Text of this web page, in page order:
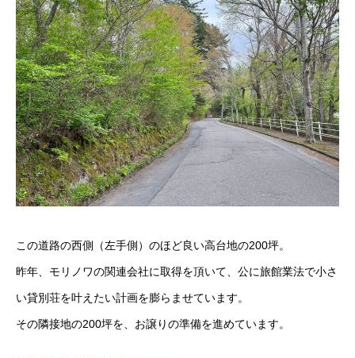
この道路の西側（左手側）のほど良い高台地の200坪。
昨年、モリノワの関連会社に取得を頂いて、公に旅館業法で小さ
い貸別荘を叶えたい計画を膨らませています。
その隣接地の200坪を、お譲りの準備を進めています。